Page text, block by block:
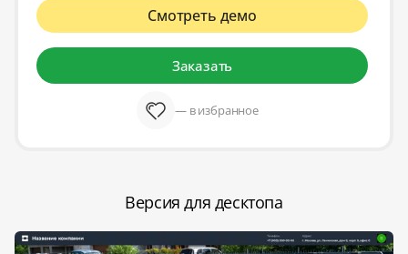
Смотреть демо
Заказать
— в избранное
Версия для десктопа